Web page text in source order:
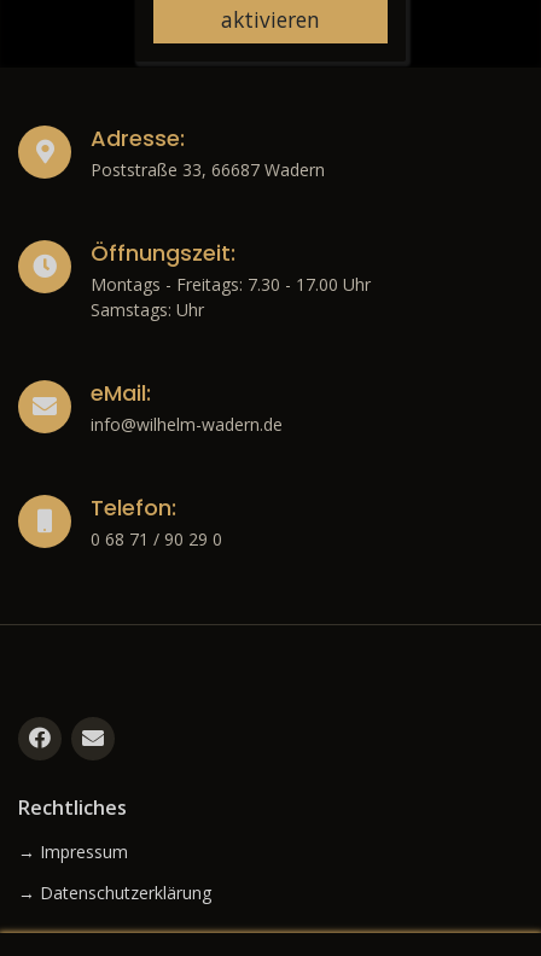
aktivieren
Adresse:
Poststraße 33, 66687 Wadern
Öffnungszeit:
Montags - Freitags: 7.30 - 17.00 Uhr
Samstags: Uhr
eMail:
info@wilhelm-wadern.de
Telefon:
0 68 71 / 90 29 0
Rechtliches
→ Impressum
→ Datenschutzerklärung